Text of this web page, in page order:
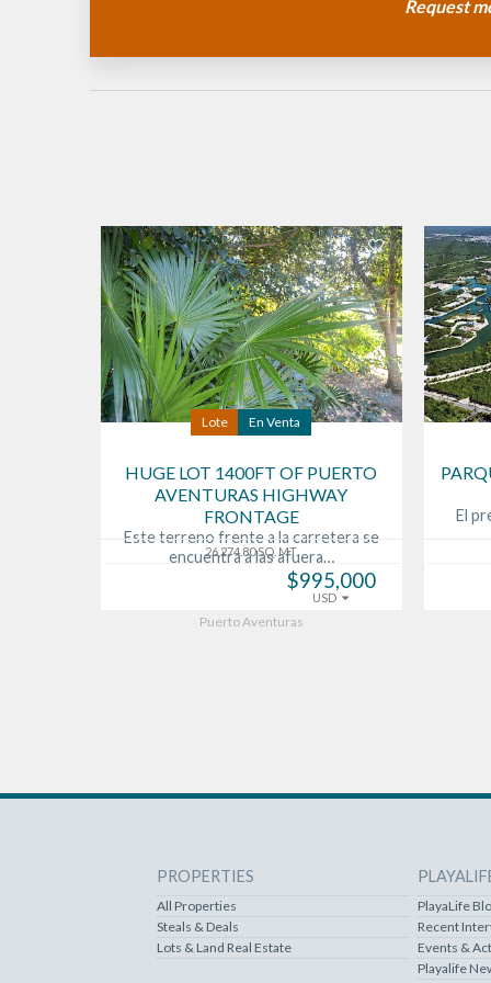
Request
Lote En Venta
HUGE LOT 1400FT OF PUERTO
AVENTURAS HIGHWAY
FRONTAGE
Este terreno frente a la carretera se
encuentra a las afuera…
26,274.80 SQ. MT.
$995,000
USD
Puerto Aventuras
El
PROPERTIES
All Properties
Steals & Deals
Lots & Land Real Estate
PlayaLife
Recent
Events &
Playalife